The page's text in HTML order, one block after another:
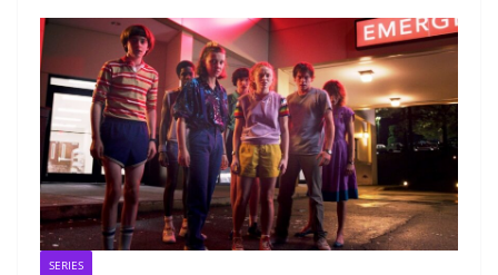
SERIES